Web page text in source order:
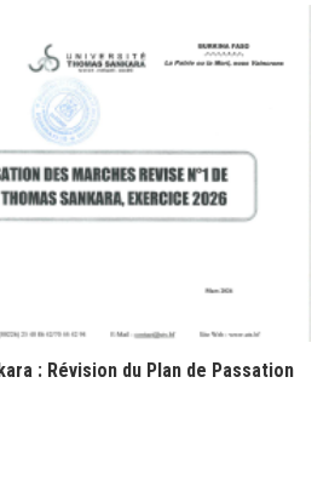
: Révision du Plan de Passation